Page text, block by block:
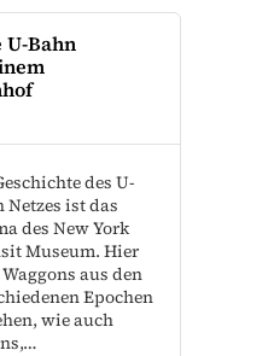
U-Bahn
des U-
Netzes ist das
des New York
Museum. Hier
aus den
Epochen
wie auch